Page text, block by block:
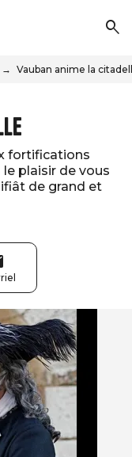
Vauban anime la
fortifications
le plaisir de vous
de grand et